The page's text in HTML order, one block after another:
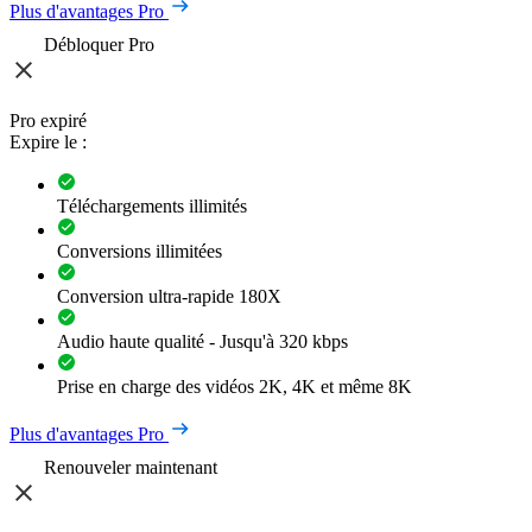
Plus d'avantages Pro
Débloquer Pro
Pro expiré
Expire le :
Téléchargements illimités
Conversions illimitées
Conversion ultra-rapide 180X
Audio haute qualité - Jusqu'à 320 kbps
Prise en charge des vidéos 2K, 4K et même 8K
Plus d'avantages Pro
Renouveler maintenant